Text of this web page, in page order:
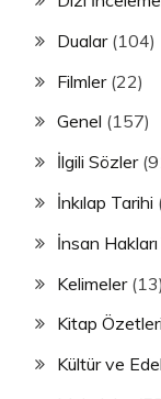
Dualar(104)
Filmler(22)
Genel (157)
İlgili Sözler
İnkılap Tarihi
İnsan
Kelimeler(13)
Kitap Özetleri
Kültür ve